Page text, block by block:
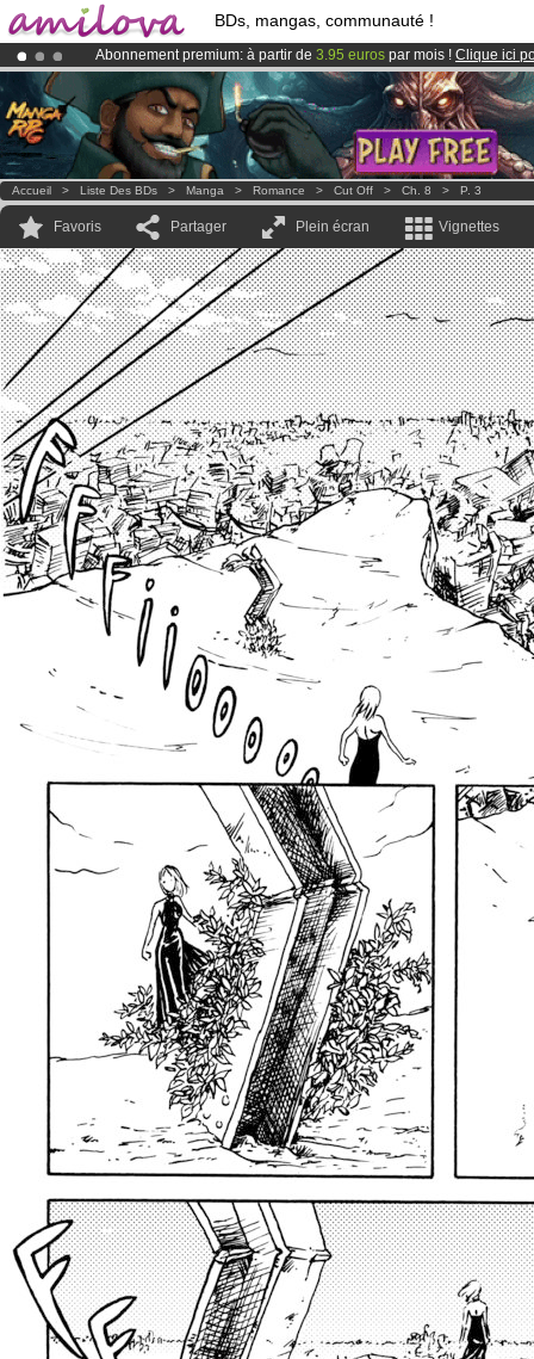
BDs, mangas, communauté !
Abonnement premium: à partir de 3.95 euros par mois ! Clique ici
Déjà 134393membreset 1208BDs & Mangas!
LeKickstarter Amilova est désormais lancé
Accueil > Liste Des BDs > Manga > Romance > Cut Off > Ch. 8 > P. 3
Favoris Partager Plein écran Vignettes